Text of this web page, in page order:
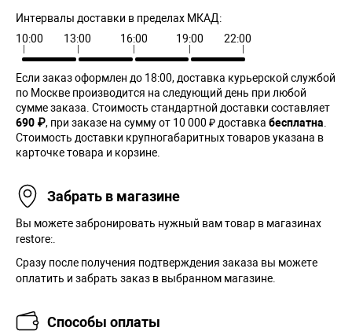
Интервалы доставки в пределах МКАД:
10:00
13:00 16:00 19:00 22:00
Если заказ оформлен до 18:00, доставка курьерской службой
по Москве производится на следующий день при любой
сумме заказа. Cтоимость стандартной доставки составляет
690 ₽, при заказе на сумму от 10 000 ₽ доставка бесплатна.
Стоимость доставки крупногабаритных товаров указана в
карточке товара и корзине.
Забрать в магазине
Вы можете забронировать нужный вам товар в магазинах
restore:.
Сразу после получения подтверждения заказа вы можете
оплатить и забрать заказ в выбранном магазине.
Способы оплаты